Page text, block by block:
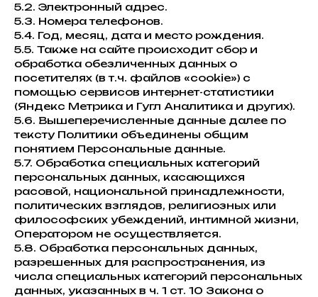
5.2. Электронный адрес.
5.3. Номера телефонов.
5.4. Год, месяц, дата и место рождения.
5.5. Также на сайте происходит сбор и
обработка обезличенных данных о
посетителях (в т.ч. файлов «cookie») с
помощью сервисов интернет-статистики
(Яндекс Метрика и Гугл Аналитика и других).
5.6. Вышеперечисленные данные далее по
тексту Политики объединены общим
понятием Персональные данные.
5.7. Обработка специальных категорий
персональных данных, касающихся
расовой, национальной принадлежности,
политических взглядов, религиозных или
философских убеждений, интимной жизни,
Оператором не осуществляется.
5.8. Обработка персональных данных,
разрешенных для распространения, из
числа специальных категорий персональных
данных, указанных в ч. 1 ст. 10 Закона о